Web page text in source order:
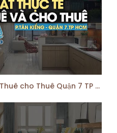
Khảo sát thực tế mô hình Thuê cho Thuê Quận 7 TP HCM | HVBDS